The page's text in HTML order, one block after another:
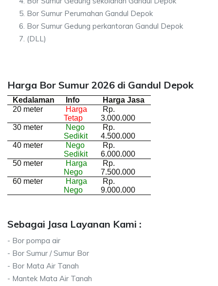
Bor Sumur Perumahan Gandul Depok
Bor Sumur Gedung perkantoran Gandul Depok
(DLL)
Harga Bor Sumur 2026 di Gandul Depok
Kedalaman Info
Harga Jasa
20 meter
Harga
Tetap
Rp.
3.000.000
30 meter
Nego
Sedikit
Rp.
4.500.000
40 meter
Nego
Sedikit
Rp.
6.000.000
50 meter
Harga
Nego
Rp.
7.500.000
60 meter
Harga
Nego
Rp.
9.000.000
Sebagai Jasa Layanan Kami :
- Bor pompa air
- Bor Sumur / Sumur Bor
- Bor Mata Air Tanah
- Mantek Mata Air Tanah